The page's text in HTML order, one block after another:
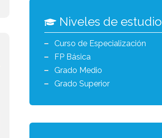
Niveles de estudio
Curso de Especialización
FP Básica
Grado Medio
Grado Superior